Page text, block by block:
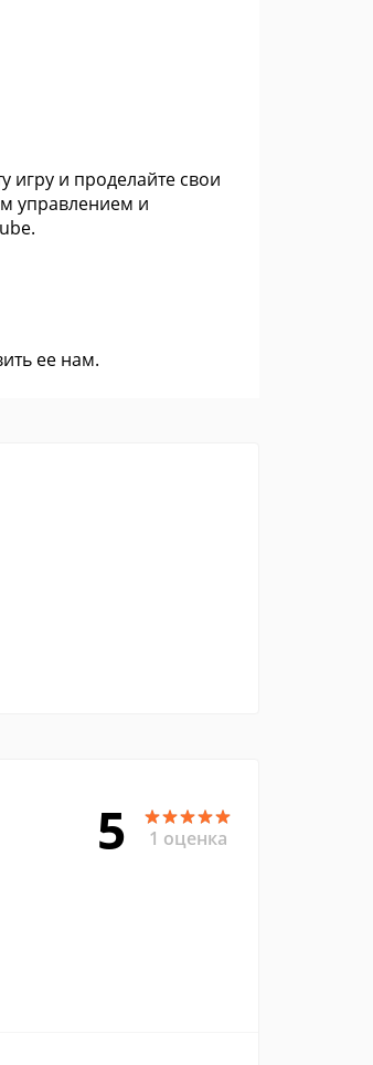
игру и проделайте свои
управлением и
ее нам.
5 1 оценка